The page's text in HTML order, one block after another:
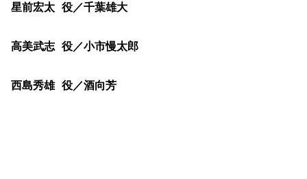
星前宏太 役／千葉雄大
高美武志 役／小市慢太郎
西島秀雄 役／酒向芳